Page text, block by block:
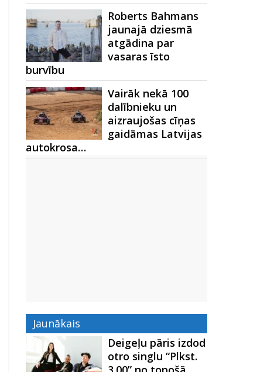
Roberts Bahmans
jaunajā dziesmā
atgādina par
vasaras īsto
burvību
Vairāk nekā 100
dalībnieku un
aizraujošas cīņas
gaidāmas Latvijas
autokrosa…
Jaunākais
Deigeļu pāris izdod
otro singlu “Plkst.